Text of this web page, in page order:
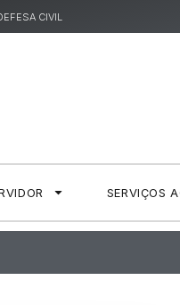
CIVIL
SERVIÇOS